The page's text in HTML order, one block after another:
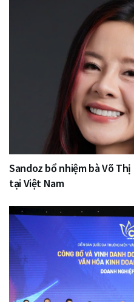
Sandoz bổ nhiệm bà Võ
tại Việt Nam